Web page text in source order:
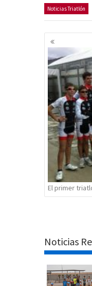
Noticias Triatlón
de
entradas
El primer
Noticias